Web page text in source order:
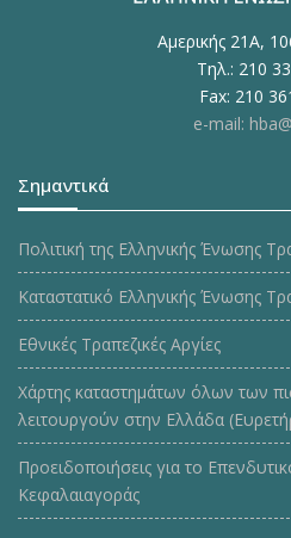
Αμερικής 21Α,
Τηλ.: 210
Fax: 210
e-mail:
Σημαντικά
Πολιτική της Ελληνικής Ένωσης
Καταστατικό Ελληνικής Ένωσης
Εθνικές Τραπεζικές Αργίες
Χάρτης καταστημάτων όλων των
λειτουργούν στην Ελλάδα
Προειδοποιήσεις για το
Κεφαλαιαγοράς